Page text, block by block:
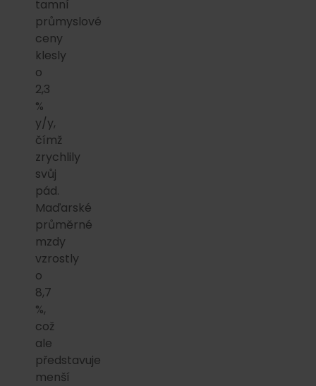
tamní
průmyslové
ceny
klesly
o
2,3
%
y/y,
čímž
zrychlily
svůj
pád.
Maďarské
průměrné
mzdy
vzrostly
o
8,7
%,
což
ale
představuje
menší